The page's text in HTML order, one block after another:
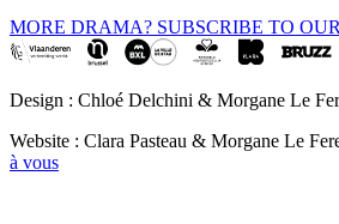
MORE DRAMA? SUBSCRIBE TO
Design : Chloé Delchini & Morgane Le
Website : Clara Pasteau & Morgane Le
à vous